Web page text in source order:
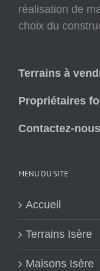
réalisation de
choix du
Terrains à
Propriétaires
Contactez-nous
MENU DU SITE
Accueil
Terrains Isère
Maisons Isère